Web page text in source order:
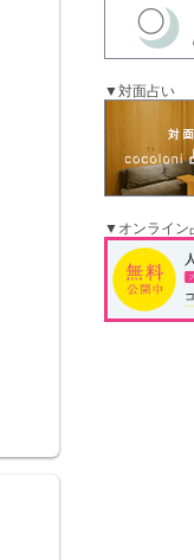
▼対面占い
▼オンライン